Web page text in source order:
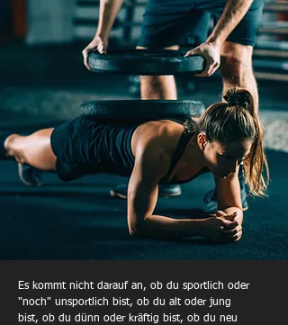
Es kommt nicht darauf an, ob du sportlich oder
"noch" unsportlich bist, ob du alt oder jung
bist, ob du dünn oder kräftig bist, ob du neu